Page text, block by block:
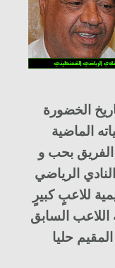
الخضورة
الماضية
بحب و
الرياضي
للاعبٍ كبيرٍ
اللاعب السابق
حليا